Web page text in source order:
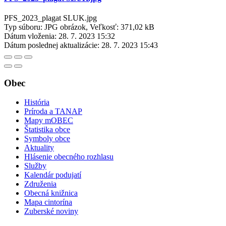
PFS_2023_plagat SLUK.jpg
Typ súboru: JPG obrázok, Veľkosť: 371,02 kB
Dátum vloženia: 28. 7. 2023 15:32
Dátum poslednej aktualizácie: 28. 7. 2023 15:43
Obec
História
Príroda a TANAP
Mapy mOBEC
Štatistika obce
Symboly obce
Aktuality
Hlásenie obecného rozhlasu
Služby
Kalendár podujatí
Združenia
Obecná knižnica
Mapa cintorína
Zuberské noviny